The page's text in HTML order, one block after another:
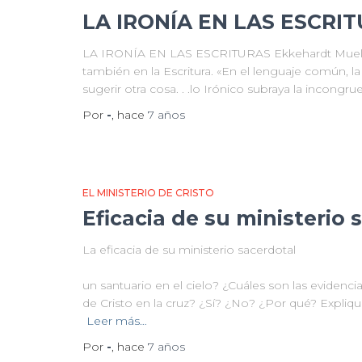
LA IRONÍA EN LAS
LA IRONÍA EN LAS ESCRITURAS Ekkehardt
también en la Escritura. «En el lenguaje común,
sugerir otra cosa. . .lo Irónico subraya la
Por -, hace 7 años
EL MINISTERIO DE CRISTO
Eficacia de su ministerio
La eficacia de su ministerio sacerdotal
un santuario en el cielo? ¿Cuáles son las
de Cristo en la cruz? ¿Sí? ¿No? ¿Por qué?
Leer más…
Por -, hace 7 años